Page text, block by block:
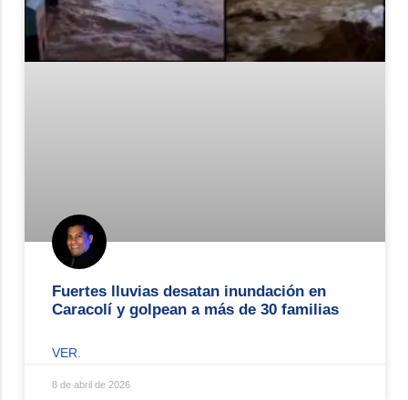
Fuertes lluvias desatan inundación en
Caracolí y golpean a más de 30 familias
VER.
8 de abril de 2026